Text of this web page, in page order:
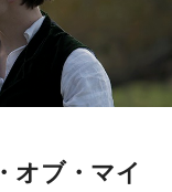
オブ・マイ